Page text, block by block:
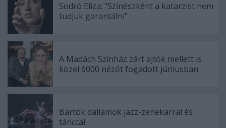
Sodró Eliza: "Színészként a katarzist nem
tudjuk garantálni"
A Madách Színház zárt ajtók mellett is
közel 6000 nézőt fogadott júniusban
Bartók dallamok jazz-zenekarral és
tánccal